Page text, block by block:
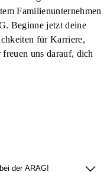
Familienunternehmen
Beginne jetzt deine
für Karriere,
uns darauf, dich
der ARAG!